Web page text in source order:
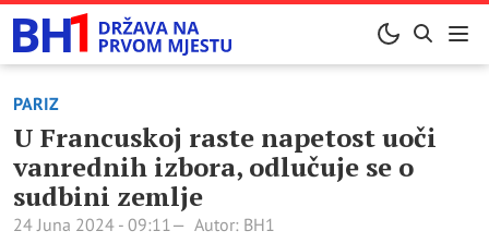
PARIZ
U Francuskoj raste napetost uoči
vanrednih izbora, odlučuje se o
sudbini zemlje
24 Juna 2024 - 09:11 Autor: BH1